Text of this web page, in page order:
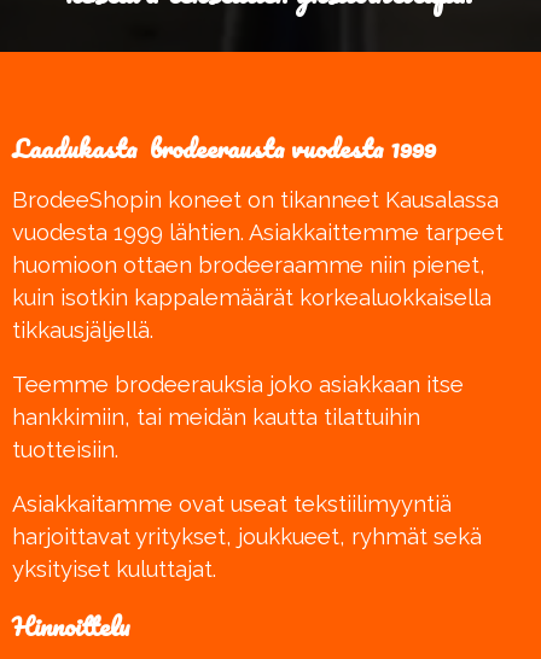
Laadukasta brodeerausta vuodesta 1999
BrodeeShopin koneet on tikanneet Kausalassa
vuodesta 1999 lähtien. Asiakkaittemme tarpeet
huomioon ottaen brodeeraamme niin pienet,
kuin isotkin kappalemäärät korkealuokkaisella
tikkausjäljellä.
Teemme brodeerauksia joko asiakkaan itse
hankkimiin, tai meidän kautta tilattuihin
tuotteisiin.
Asiakkaitamme ovat useat tekstiilimyyntiä
harjoittavat yritykset, joukkueet, ryhmät sekä
yksityiset kuluttajat.
Hinnoittelu